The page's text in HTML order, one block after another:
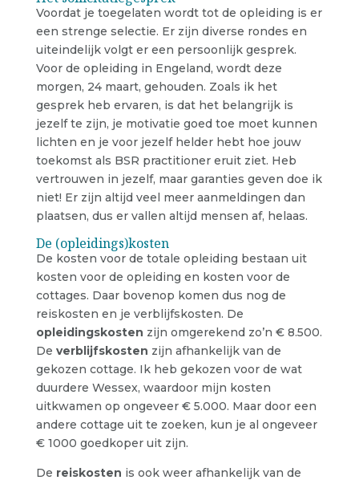
Voordat je toegelaten wordt tot de opleiding is er
een strenge selectie. Er zijn diverse rondes en
uiteindelijk volgt er een persoonlijk gesprek.
Voor de opleiding in Engeland, wordt deze
morgen, 24 maart, gehouden. Zoals ik het
gesprek heb ervaren, is dat het belangrijk is
jezelf te zijn, je motivatie goed toe moet kunnen
lichten en je voor jezelf helder hebt hoe jouw
toekomst als BSR practitioner eruit ziet. Heb
vertrouwen in jezelf, maar garanties geven doe ik
niet! Er zijn altijd veel meer aanmeldingen dan
plaatsen, dus er vallen altijd mensen af, helaas.
De (opleidings)kosten
De kosten voor de totale opleiding bestaan uit
kosten voor de opleiding en kosten voor de
cottages. Daar bovenop komen dus nog de
reiskosten en je verblijfskosten. De
opleidingskosten zijn omgerekend zo’n € 8.500.
De verblijfskosten zijn afhankelijk van de
gekozen cottage. Ik heb gekozen voor de wat
duurdere Wessex, waardoor mijn kosten
uitkwamen op ongeveer € 5.000. Maar door een
andere cottage uit te zoeken, kun je al ongeveer
€ 1000 goedkoper uit zijn.
De reiskosten is ook weer afhankelijk van de